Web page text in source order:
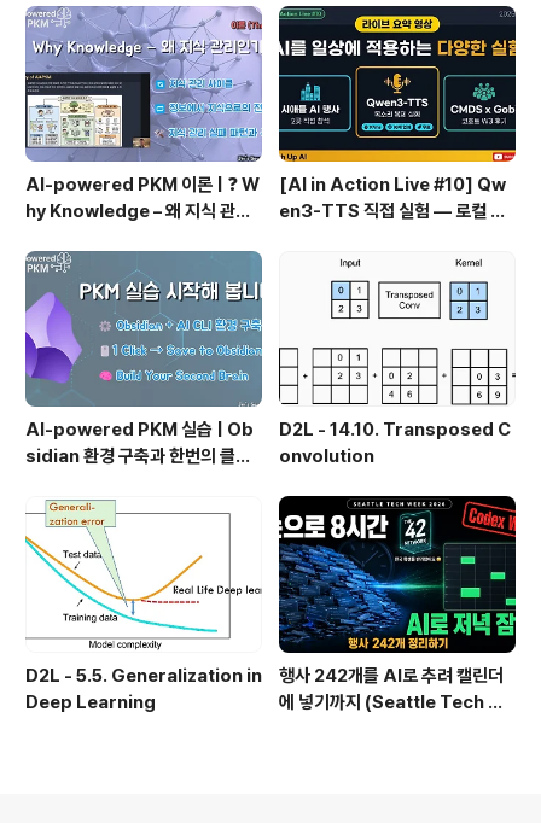
AI-powered PKM 이론 | ❓ W
hy Knowledge – 왜 지식 관리
보에서 지식으로의 전환, 🛠️ 지식
관리 실패 패턴과 극복
[AI in Action Live #10] Qw
en3-TTS 직접 실험 — 로컬 설
AI-powered PKM 실습 | Ob
sidian 환경 구축과 한번의 클릭
(Web Clipper)
D2L - 14.10. Transposed C
onvolution
D2L - 5.5. Generalization in
Deep Learning
행사 242개를 AI로 추려 캘린더
에 넣기까지 (Seattle Tech We